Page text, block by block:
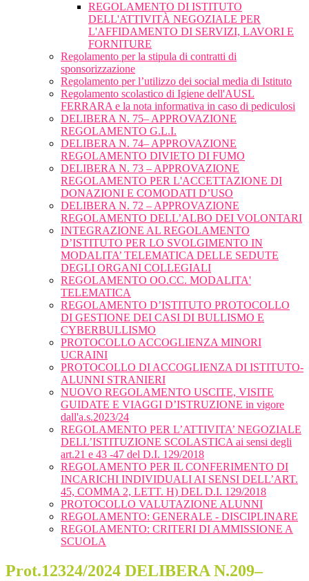
REGOLAMENTO DI ISTITUTO
DELL'ATTIVITÀ NEGOZIALE PER
L'AFFIDAMENTO DI SERVIZI, LAVORI E
FORNITURE
Regolamento per la stipula di contratti di
sponsorizzazione
Regolamento per l’utilizzo dei social media di Istituto
Regolamento scolastico di Igiene dell'AUSL
FERRARA e la nota informativa in caso di pediculosi
DELIBERA N. 75– APPROVAZIONE
REGOLAMENTO G.L.I.
DELIBERA N. 74– APPROVAZIONE
REGOLAMENTO DIVIETO DI FUMO
DELIBERA N. 73 – APPROVAZIONE
REGOLAMENTO PER L'ACCETTAZIONE DI
DONAZIONI E COMODATI D’USO
DELIBERA N. 72 – APPROVAZIONE
REGOLAMENTO DELL’ALBO DEI VOLONTARI
INTEGRAZIONE AL REGOLAMENTO
D’ISTITUTO PER LO SVOLGIMENTO IN
MODALITA’ TELEMATICA DELLE SEDUTE
DEGLI ORGANI COLLEGIALI
REGOLAMENTO OO.CC. MODALITA'
TELEMATICA
REGOLAMENTO D’ISTITUTO PROTOCOLLO
DI GESTIONE DEI CASI DI BULLISMO E
CYBERBULLISMO
PROTOCOLLO ACCOGLIENZA MINORI
UCRAINI
PROTOCOLLO DI ACCOGLIENZA DI ISTITUTO-
ALUNNI STRANIERI
NUOVO REGOLAMENTO USCITE, VISITE
GUIDATE E VIAGGI D’ISTRUZIONE in vigore
dall'a.s.2023/24
REGOLAMENTO PER L’ATTIVITA’ NEGOZIALE
DELL’ISTITUZIONE SCOLASTICA ai sensi degli
art.21 e 43 -47 del D.I. 129/2018
REGOLAMENTO PER IL CONFERIMENTO DI
INCARICHI INDIVIDUALI AI SENSI DELL’ART.
45, COMMA 2, LETT. H) DEL D.I. 129/2018
PROTOCOLLO VALUTAZIONE ALUNNI
REGOLAMENTO: GENERALE - DISCIPLINARE
REGOLAMENTO: CRITERI DI AMMISSIONE A
SCUOLA
Prot.12324/2024 DELIBERA N.209–